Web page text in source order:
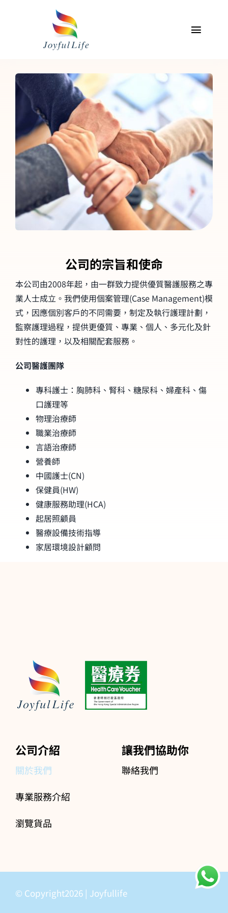
Toggle
關於我們
專業服務介紹
產品
我的帳戶
公司的宗旨和使命
本公司由2008年起，由一群致力提供優質醫護服務之專
業人士成立。我們使用個案管理(Case Management)模
式，因應個別客戶的不同需要，制定及執行護理計劃，
監察護理過程，提供更優質、專業、個人、多元化及針
對性的護理，以及相關配套服務。
公司醫護團隊
專科護士：胸肺科、腎科、糖尿科、婦產科、傷
口護理等
物理治療師
職業治療師
言語治療師
營養師
中國護士(CN)
保健員(HW)
健康服務助理(HCA)
起居照顧員
醫療設備技術指導
家居環境設計顧問
公司介紹
關於我們
專業服務介紹
瀏覽貨品
讓我們協助你
聯絡我們
© Copyright2026 | Joyfullife